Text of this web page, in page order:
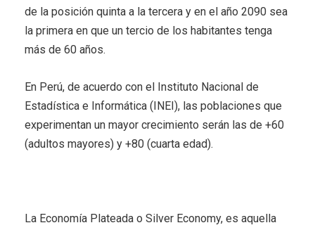
de la posición quinta a la tercera y en el año 2090 sea
la primera en que un tercio de los habitantes tenga
más de 60 años.
En Perú, de acuerdo con el Instituto Nacional de
Estadística e Informática (INEI), las poblaciones que
experimentan un mayor crecimiento serán las de +60
(adultos mayores) y +80 (cuarta edad).
La Economía Plateada o Silver Economy, es aquella